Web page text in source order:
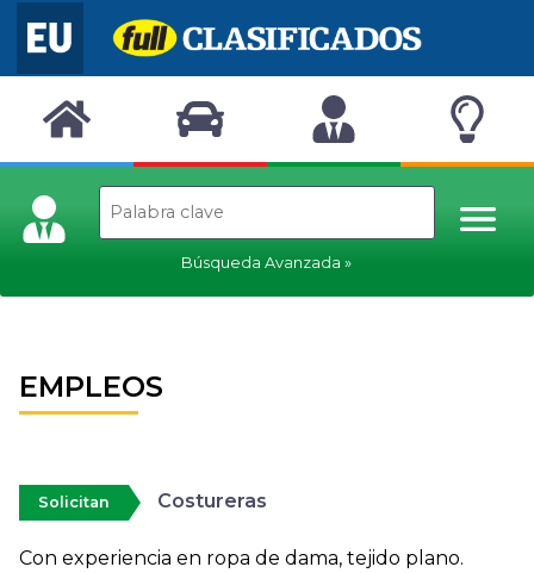
Búsqueda Avanzada
EMPLEOS
Solicitan Costureras
Con experiencia en ropa de dama, tejido plano.